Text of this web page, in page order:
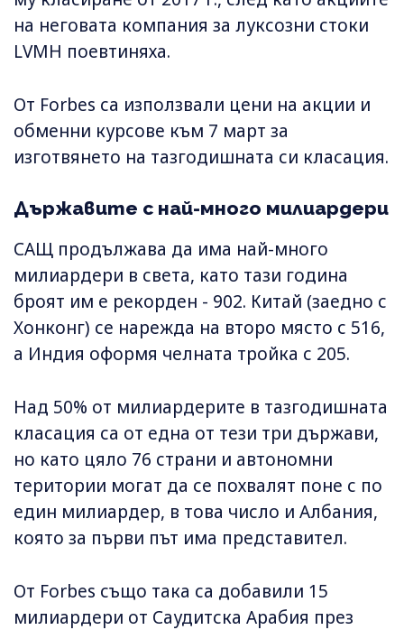
на неговата компания за луксозни стоки
LVMH поевтиняха.
От Forbes са използвали цени на акции и
обменни курсове към 7 март за
изготвянето на тазгодишната си класация.
Държавите с най-много милиардери
САЩ продължава да има най-много
милиардери в света, като тази година
броят им е рекорден - 902. Китай (заедно с
Хонконг) се нарежда на второ място с 516,
а Индия оформя челната тройка с 205.
Над 50% от милиардерите в тазгодишната
класация са от една от тези три държави,
но като цяло 76 страни и автономни
територии могат да се похвалят поне с по
един милиардер, в това число и Албания,
която за първи път има представител.
От Forbes също така са добавили 15
милиардери от Саудитска Арабия през